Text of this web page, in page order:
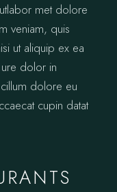
met dolore
veniam, quis
ut aliquip ex ea
dolor in
dolore eu
cupin datat